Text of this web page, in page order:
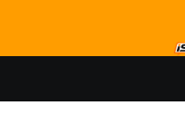
content